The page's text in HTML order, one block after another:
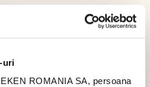
uri
ROMANIA SA, persoana